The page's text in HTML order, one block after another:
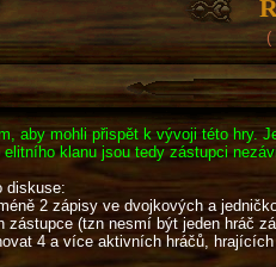
(
aby mohli přispět k vývoji této hry.
klanu jsou tedy zástupci
diskuse:
2 zápisy ve dvojkových a
zástupce (tzn nesmí být jeden hráč
4 a více aktivních hráčů,